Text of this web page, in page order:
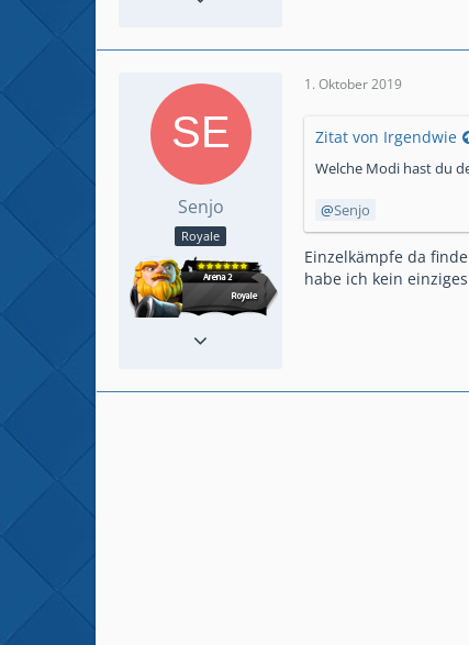
Senjo
Royale
1. Oktober 2019
Zitat von Irgendwie
Welche Modi hast du
Senjo
Einzelkämpfe da
habe ich kein